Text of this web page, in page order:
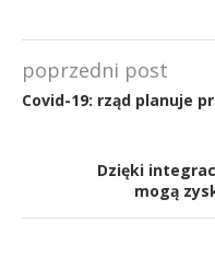
poprzedni post
Covid-19: rząd planuje
Dzięki
mogą